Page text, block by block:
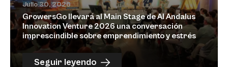
Julio 30, 2026
GrowersGo llevará al Main Stage de Al Andalus
Innovation Venture 2026 una conversación
imprescindible sobre emprendimiento y estrés
Seguir leyendo